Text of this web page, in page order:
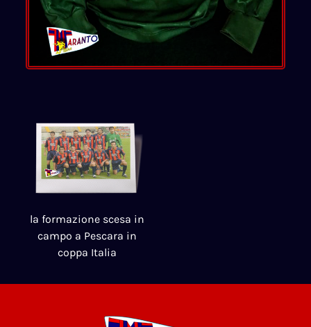
la formazione scesa in
campo a Pescara in
coppa Italia